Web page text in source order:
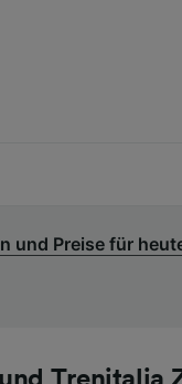
und Preise für